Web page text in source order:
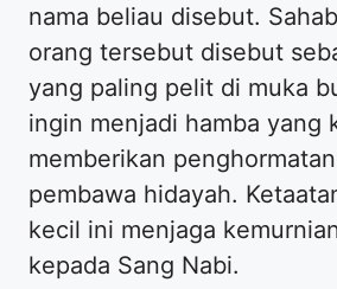
nama beliau disebut.
orang tersebut disebut
yang paling pelit di muka
ingin menjadi hamba yang
memberikan
pembawa hidayah.
kecil ini menjaga
kepada Sang Nabi.